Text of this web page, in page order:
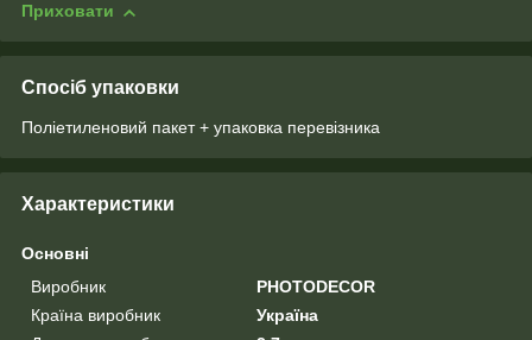
Приховати
Спосіб упаковки
Поліетиленовий пакет + упаковка перевізника
Характеристики
Основні
Виробник
PHOTODECOR
Країна виробник
Україна